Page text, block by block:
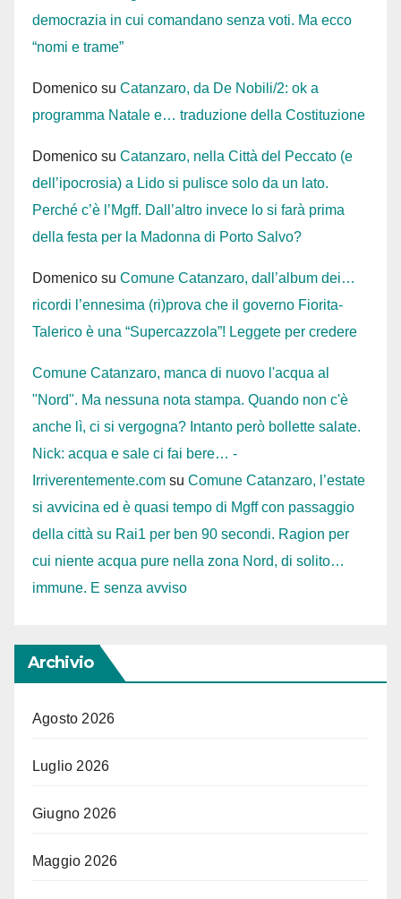
democrazia in cui comandano senza voti. Ma ecco
“nomi e trame”
Domenico su Catanzaro, da De Nobili/2: ok a
programma Natale e… traduzione della Costituzione
Domenico su Catanzaro, nella Città del Peccato (e
dell’ipocrosia) a Lido si pulisce solo da un lato.
Perché c’è l’Mgff. Dall’altro invece lo si farà prima
della festa per la Madonna di Porto Salvo?
Domenico su Comune Catanzaro, dall’album dei…
ricordi l’ennesima (ri)prova che il governo Fiorita-
Talerico è una “Supercazzola”! Leggete per credere
Comune Catanzaro, manca di nuovo l'acqua al
"Nord". Ma nessuna nota stampa. Quando non c'è
anche lì, ci si vergogna? Intanto però bollette salate.
Nick: acqua e sale ci fai bere… -
Irriverentemente.com su Comune Catanzaro, l’estate
si avvicina ed è quasi tempo di Mgff con passaggio
della città su Rai1 per ben 90 secondi. Ragion per
cui niente acqua pure nella zona Nord, di solito…
immune. E senza avviso
Archivio
Agosto 2026
Luglio 2026
Giugno 2026
Maggio 2026